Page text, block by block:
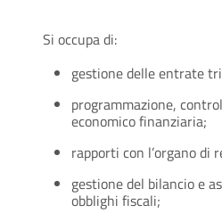
Si occupa di:
gestione delle entrate
programmazione,
economico finanziaria;
rapporti con l’organo di
gestione del bilancio e
obblighi fiscali;